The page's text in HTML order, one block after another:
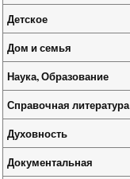
Детское
Дом и семья
Наука, Образование
Справочная литература
Духовность
Документальная